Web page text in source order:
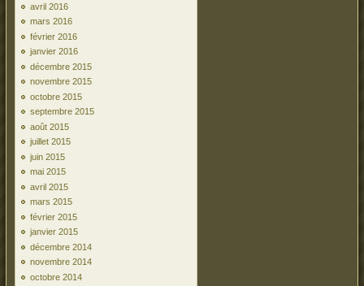
avril 2016
mars 2016
février 2016
janvier 2016
décembre 2015
novembre 2015
octobre 2015
septembre 2015
août 2015
juillet 2015
juin 2015
mai 2015
avril 2015
mars 2015
février 2015
janvier 2015
décembre 2014
novembre 2014
octobre 2014